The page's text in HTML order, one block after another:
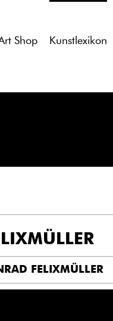
Shop Kunstlexikon
FELIXMÜLLER